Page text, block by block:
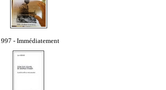
- Immédiatement